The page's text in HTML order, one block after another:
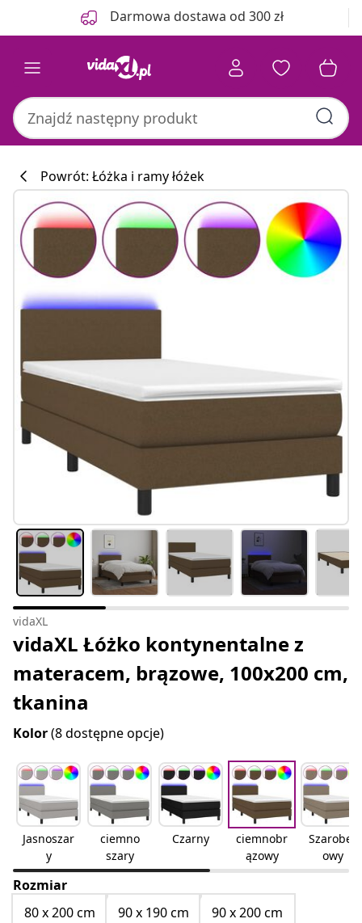
Darmowa dostawa od 300 zł
Powrót: Łóżka i ramy łóżek
vidaXL
vidaXL Łóżko kontynentalne z
materacem, brązowe, 100x200 cm,
tkanina
Kolor(8 dostępne opcje)
Jasnoszar
y
ciemno
szary
Czarny
ciemnobr
ązowy
Szarobeż
owy
Rozmiar
80 x 200 cm
90 x 190 cm
90 x 200 cm